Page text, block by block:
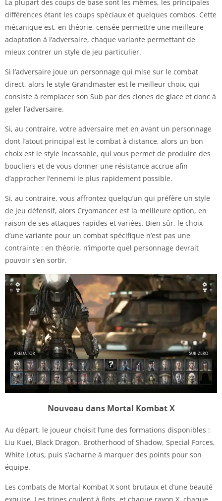
La plupart des coups de base sont les mêmes, les principales
différences étant les coups spéciaux et quelques combos. Cette
mécanique est, en théorie, censée permettre une meilleure
adaptation à l’adversaire, chaque variante permettant de
mieux contrer un style de jeu particulier.
Si l’adversaire joue un personnage qui mise sur le combat
direct, alors le style Grandmaster est le meilleur choix, qui
consiste à remplacer son Sub par des clones de glace et donc à
geler l’adversaire.
Si, au contraire, votre adversaire met en avant un personnage
dont l’atout principal est le combat à distance, alors un bon
choix est le style Incassable, qui vous permet de produire des
boucliers et de vous donner une résistance accrue afin
d’approcher l’ennemi le plus rapidement possible.
Si, au contraire, vous affrontez quelqu’un qui préfère un style
de jeu défensif, alors Cryomancer est la meilleure option, en
raison de ses attaques rapides et variées. Bien sûr, le choix
d’une variante pour un combat spécifique n’est pas une
contrainte : en théorie, n’importe quel personnage devrait
pouvoir s’en sortir.
Nouveau dans Mortal Kombat X
Au départ, le joueur choisit l’une des formations disponibles :
Liu Kuei, Black Dragon, Brotherhood of Shadow, Special Forces,
White Lotus, puis s’acharne à marquer des points pour son
équipe.
Les combats de Mortal Kombat X sont brutaux et d’une beauté
exquise. Les tripes coulent à flots, et chaque rayon X, chaque